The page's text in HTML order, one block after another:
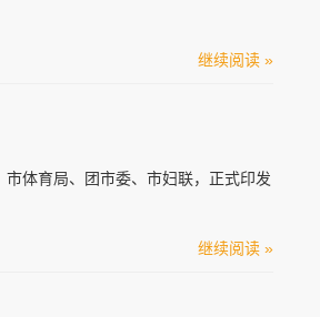
继续阅读 »
体育局、团市委、市妇联，正式印发
继续阅读 »